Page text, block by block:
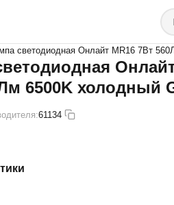
светодиодная Онлайт MR16 7Вт
6500K холодный
61134